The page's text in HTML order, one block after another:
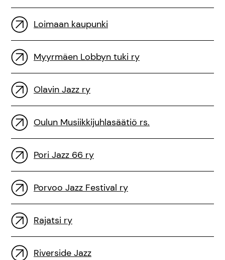
Loimaan kaupunki
Myyrmäen Lobbyn tuki ry
Olavin Jazz ry
Oulun Musiikkijuhlasäätiö rs.
Pori Jazz 66 ry
Porvoo Jazz Festival ry
Rajatsi ry
Riverside Jazz